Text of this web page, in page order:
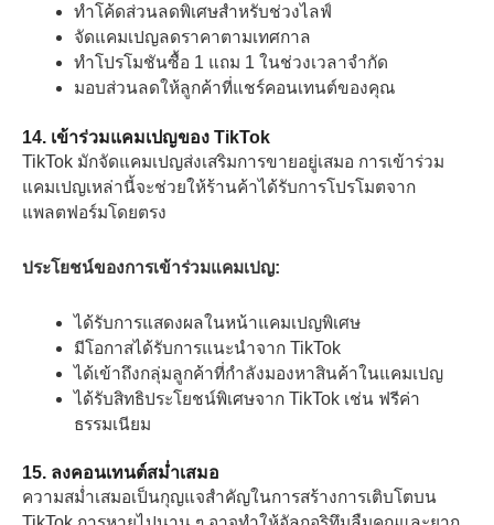
ทำโค้ดส่วนลดพิเศษสำหรับช่วงไลฟ์
จัดแคมเปญลดราคาตามเทศกาล
ทำโปรโมชันซื้อ 1 แถม 1 ในช่วงเวลาจำกัด
มอบส่วนลดให้ลูกค้าที่แชร์คอนเทนต์ของคุณ
14. เข้าร่วมแคมเปญของ TikTok
TikTok มักจัดแคมเปญส่งเสริมการขายอยู่เสมอ การเข้าร่วม
แคมเปญเหล่านี้จะช่วยให้ร้านค้าได้รับการโปรโมตจาก
แพลตฟอร์มโดยตรง
ประโยชน์ของการเข้าร่วมแคมเปญ:
ได้รับการแสดงผลในหน้าแคมเปญพิเศษ
มีโอกาสได้รับการแนะนำจาก TikTok
ได้เข้าถึงกลุ่มลูกค้าที่กำลังมองหาสินค้าในแคมเปญ
ได้รับสิทธิประโยชน์พิเศษจาก TikTok เช่น ฟรีค่า
ธรรมเนียม
15. ลงคอนเทนต์สม่ำเสมอ
ความสม่ำเสมอเป็นกุญแจสำคัญในการสร้างการเติบโตบน